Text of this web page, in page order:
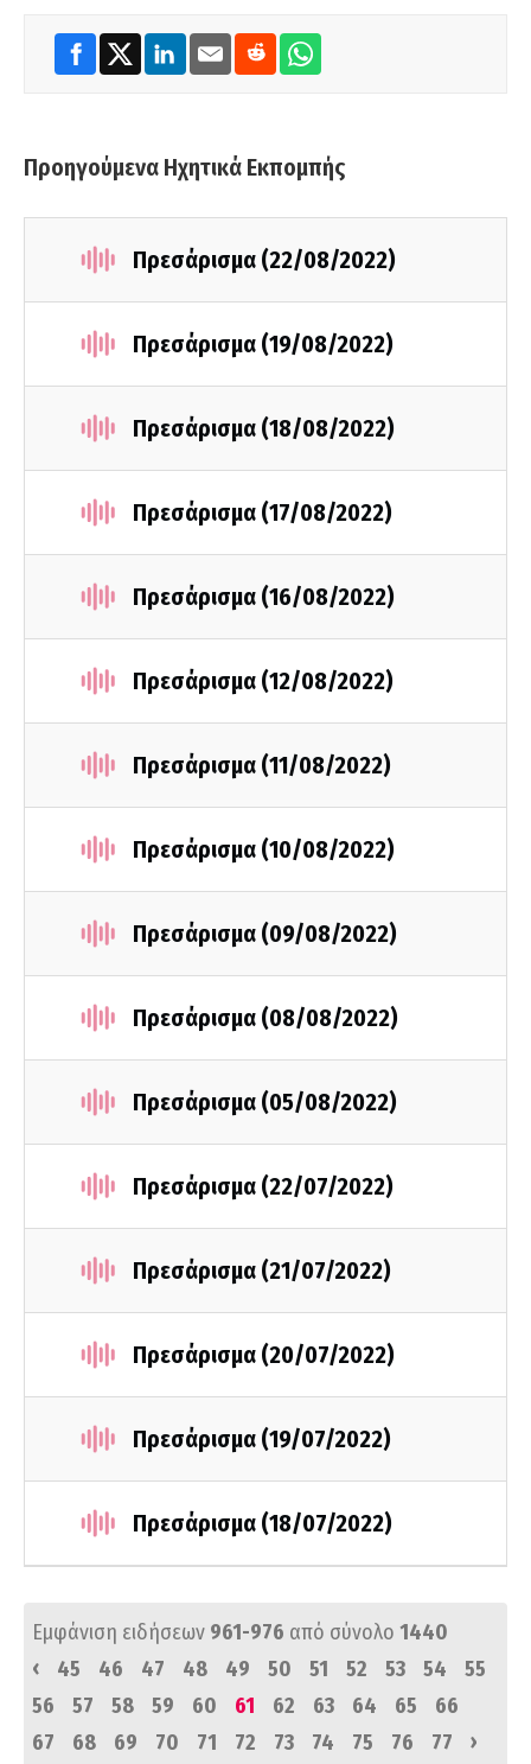
Προηγούμενα Ηχητικά Εκπομπής
Πρεσάρισμα (22/08/2022)
Πρεσάρισμα (19/08/2022)
Πρεσάρισμα (18/08/2022)
Πρεσάρισμα (17/08/2022)
Πρεσάρισμα (16/08/2022)
Πρεσάρισμα (12/08/2022)
Πρεσάρισμα (11/08/2022)
Πρεσάρισμα (10/08/2022)
Πρεσάρισμα (09/08/2022)
Πρεσάρισμα (08/08/2022)
Πρεσάρισμα (05/08/2022)
Πρεσάρισμα (22/07/2022)
Πρεσάρισμα (21/07/2022)
Πρεσάρισμα (20/07/2022)
Πρεσάρισμα (19/07/2022)
Πρεσάρισμα (18/07/2022)
Εμφάνιση ειδήσεων 961-976 από σύνολο 1440
‹
45 46 47 48 49 50 51 52 53 54
55
56
57 58 59 60 61 62 63 64 65
66
67
68 69 70 71 72 73 74 75 76 77 ›